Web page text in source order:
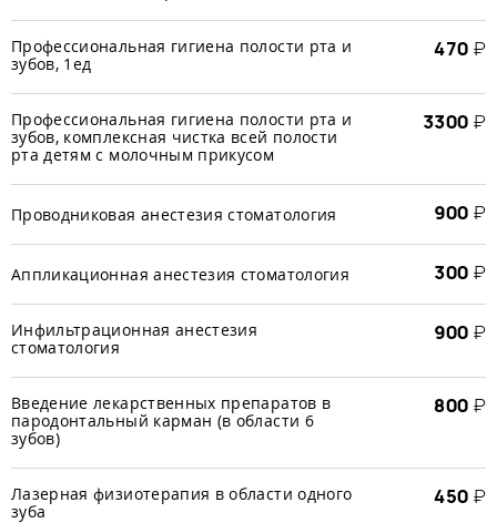
Профессиональная гигиена полости рта и
зубов, 1ед
470 ₽
Профессиональная гигиена полости рта и
зубов, комплексная чистка всей полости
рта детям с молочным прикусом
3300 ₽
Проводниковая анестезия стоматология 900 ₽
Аппликационная анестезия стоматология 300 ₽
Инфильтрационная анестезия
стоматология
900 ₽
Введение лекарственных препаратов в
пародонтальный карман (в области 6
зубов)
800 ₽
Лазерная физиотерапия в области одного
зуба
450 ₽